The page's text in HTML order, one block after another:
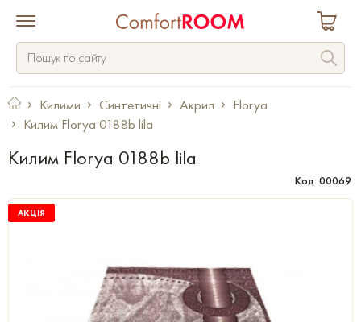
Килими Синтетичні Акрил
Florya
Килим Florya 0188b lila
Килим Florya 0188b lila
Код: 00069
АКЦІЯ